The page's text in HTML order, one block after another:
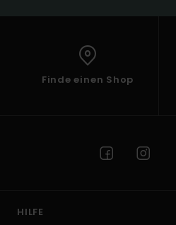
Finde einen Shop
HILFE